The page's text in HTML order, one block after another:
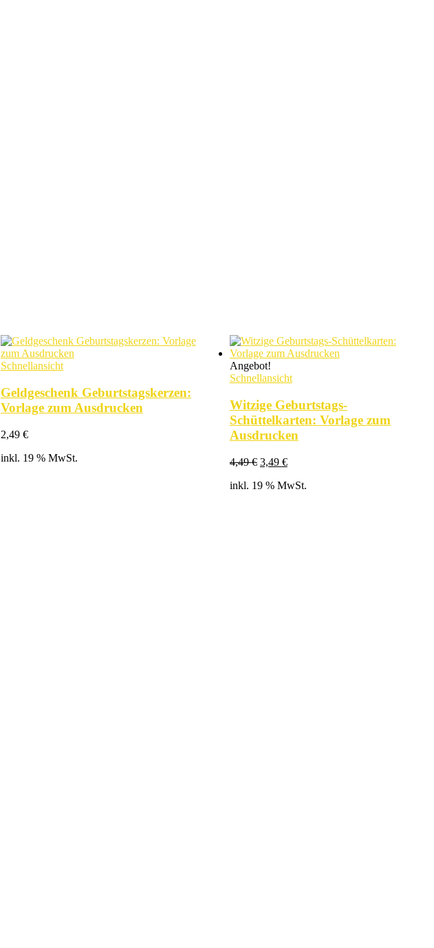
Schnellansicht
Geldgeschenk Geburtstagskerzen:
Vorlage zum Ausdrucken
2,49 €
inkl. 19 % MwSt.
Angebot!
Schnellansicht
Witzige Geburtstags-
Schüttelkarten: Vorlage zum
Ausdrucken
4,49€ Ursprünglicher
war:
3,49 €Aktueller
ist:
inkl. 19 % MwSt.